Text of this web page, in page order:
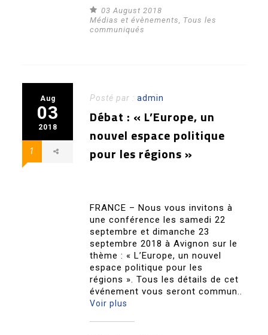
03 August 2018
Médias et évènements, Tous les
communiqués
Aug
03
2018
1
Posté par :admin
Débat : « L’Europe, un
nouvel espace politique
pour les régions »
FRANCE – Nous vous invitons à
une conférence les samedi 22
septembre et dimanche 23
septembre 2018 à Avignon sur le
thème : « L’Europe, un nouvel
espace politique pour les
régions ». Tous les détails de cet
événement vous seront commun..
Voir plus